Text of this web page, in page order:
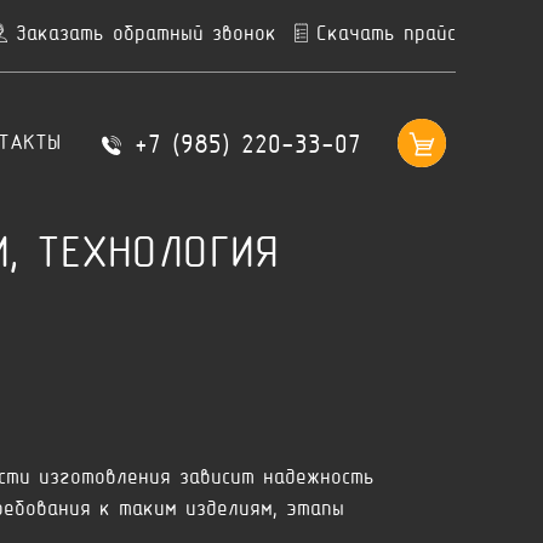
Заказать обратный звонок Скачать прайс
+7 (985) 220-33-07
ТЕХНОЛОГИЯ
изготовления зависит надежность
к таким изделиям, этапы